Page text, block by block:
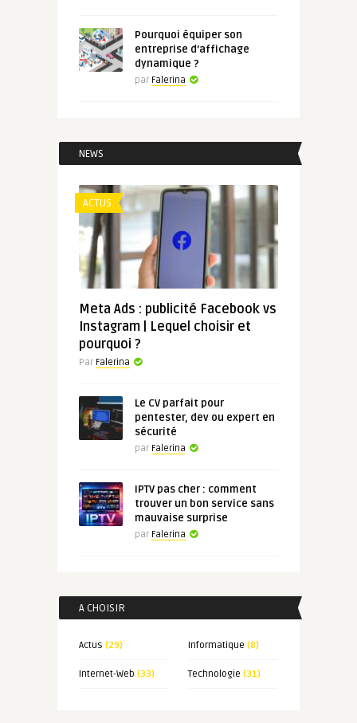
Pourquoi équiper son
entreprise d’affichage
dynamique ?
par Falerina
NEWS
ACTUS
Meta Ads : publicité Facebook vs
Instagram | Lequel choisir et
pourquoi ?
Par Falerina
Le CV parfait pour
pentester, dev ou expert en
sécurité
par Falerina
IPTV pas cher : comment
trouver un bon service sans
mauvaise surprise
par Falerina
A CHOISIR
Actus (29) Informatique (8)
Internet-Web (33) Technologie (31)